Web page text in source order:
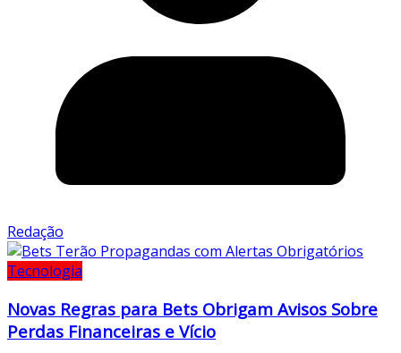
Redação
Tecnologia
Novas Regras para Bets Obrigam Avisos Sobre
Perdas Financeiras e Vício